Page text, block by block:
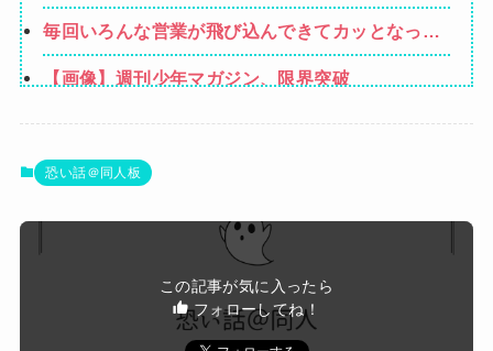
引っ張られ、子供が悪戯してるのかと思い注意し
ようと振り向こうとしたら耳元でハサミの音がし
た！妙に頭が軽くなったと思ったら…
毎回いろんな営業が飛び込んできてカッとなった
業者「うちで飼ってる犬の散歩でも行きやが
れ！」私「いいんですか！」→ すると・・・
【画像】週刊少年マガジン、限界突破
【悲報】ショートスリーパー堀さん、対面で高須
【画像】漫画家・桂正和、最新のパンツ＆お尻の
「実写かと思いました」
夫さん、妻に「天井のシミ数えてれば終わるで
な」と押し倒されて性行為 → 凄いことになるｗ
【画像】井口裕香(36)、タンクトップがはち切れ
そうなくらいデカイｗｗｗｗｗｗｗｗｗｗｗ
Powered by livedoor 相互RSS
恐い話＠同人板
この記事が気に入ったら
フォローしてね！